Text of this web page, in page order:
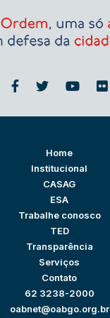
Home
Institucional
CASAG
ESA
Trabalhe conosco
TED
Transparência
Serviços
Contato
62 3238-2000
oabnet@oabgo.org.br